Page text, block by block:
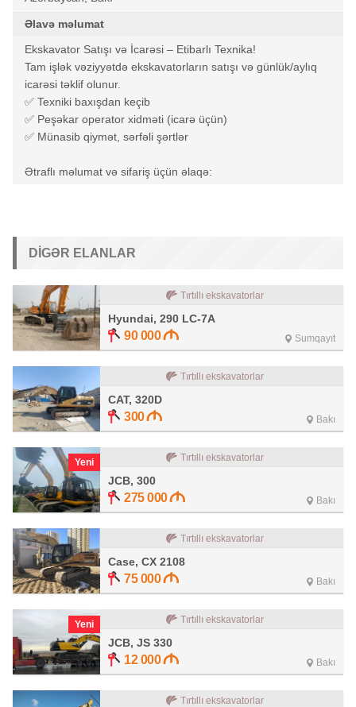
Əlavə məlumat
Ekskavator Satışı və İcarəsi – Etibarlı Texnika!
Tam işlək vəziyyətdə ekskavatorların satışı və günlük/aylıq
icarəsi təklif olunur.
✅ Texniki baxışdan keçib
✅ Peşəkar operator xidməti (icarə üçün)
✅ Münasib qiymət, sərfəli şərtlər
Ətraflı məlumat və sifariş üçün əlaqə:
DIGƏR ELANLAR
Tırtıllı ekskavatorlar
Hyundai, 290 LC-7A
90 000 Sumqayıt
Tırtıllı ekskavatorlar
CAT, 320D
300 Bakı
Yeni Tırtıllı ekskavatorlar
JCB, 300
275 000 Bakı
Tırtıllı ekskavatorlar
Case, CX 2108
75 000 Bakı
Yeni Tırtıllı ekskavatorlar
JCB, JS 330
12 000 Bakı
Tırtıllı ekskavatorlar